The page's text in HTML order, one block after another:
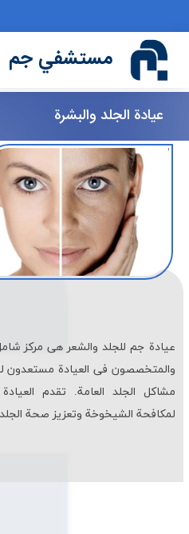
مستشفي جم
عیادة الجلد والبشرة
عیادة جم للجلد والشعر هی مركز شامل
والمتخصصون فی العیادة مستعدون
مشاكل الجلد العامة. تقدم
لمكافحة الشیخوخة وتعزیز صحة